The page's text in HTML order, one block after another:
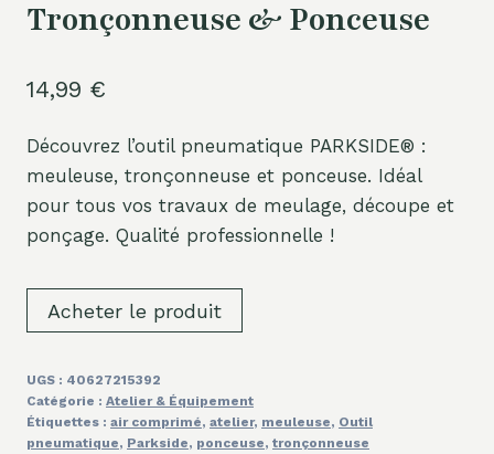
Tronçonneuse & Ponceuse
14,99 €
Découvrez l’outil pneumatique PARKSIDE® :
meuleuse, tronçonneuse et ponceuse. Idéal
pour tous vos travaux de meulage, découpe et
ponçage. Qualité professionnelle !
Acheter le produit
UGS : 40627215392
Catégorie : Atelier & Équipement
Étiquettes : air comprimé, atelier, meuleuse, Outil
pneumatique, Parkside, ponceuse, tronçonneuse